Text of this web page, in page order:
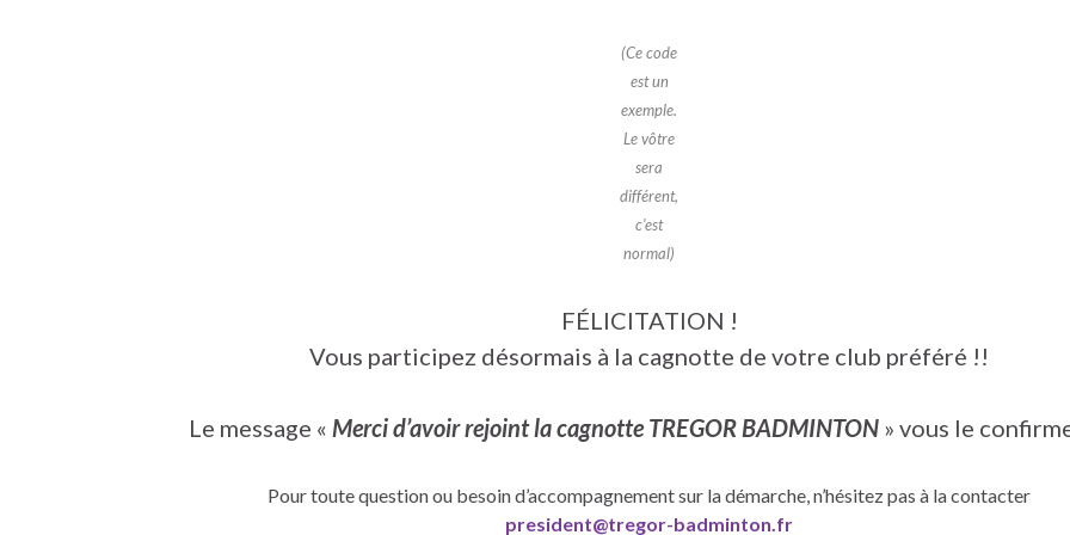
(Ce code
est un
exemple.
Le vôtre
sera
différent,
c’est
normal)
FÉLICITATION !
Vous participez désormais à la cagnotte de votre club préféré !!
Le message « Merci d’avoir rejoint la cagnotte TREGOR BADMINTON » vous le
Pour toute question ou besoin d’accompagnement sur la démarche, n’hésitez pas à la contacter
president@tregor-badminton.fr